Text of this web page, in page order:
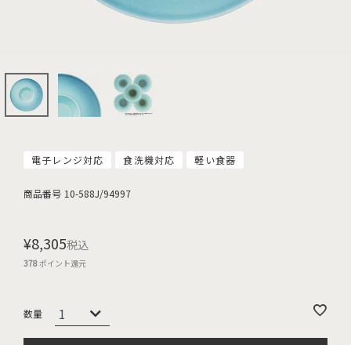
電子レンジ対応 食洗機対応 軽い食器
商品番号 10-588J/94997
¥8,305税込
378ポイント還元